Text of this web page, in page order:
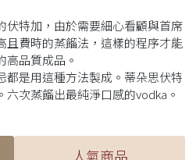
伏特加，由於需要細心看顧與首席
且費時的蒸餾法，這樣的程序才能
高品質成品。
都是用這種方法製成。蒂朵思伏特
次蒸餾出最純淨口感的vodka。
人氣商品